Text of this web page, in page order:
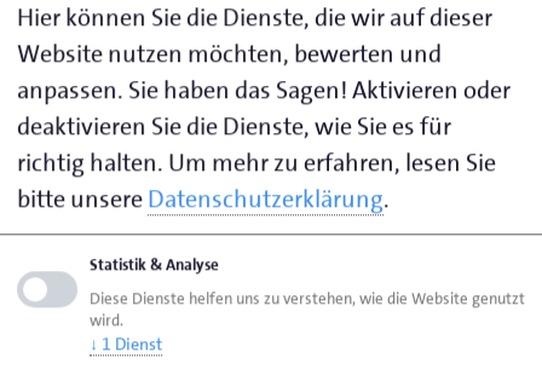
Visitenkarte speichern (.vcf)
Ihr Ansprechpartner zu folgenden Themen:
Handwerkspolitik
Konjunkturumfrage des Handwerks
Seite empfehlen
Seite drucken
Hier können Sie die Dienste, die wir auf dieser
Website nutzen möchten, bewerten und
anpassen. Sie haben das Sagen! Aktivieren oder
deaktivieren Sie die Dienste, wie Sie es für
richtig halten. Um mehr zu erfahren, lesen Sie
bitte unsereDatenschutzerklärung.
Statistik & Analyse
Diese Dienste helfen uns zu verstehen, wie die Website genutzt
wird.
↓ 1 Dienst